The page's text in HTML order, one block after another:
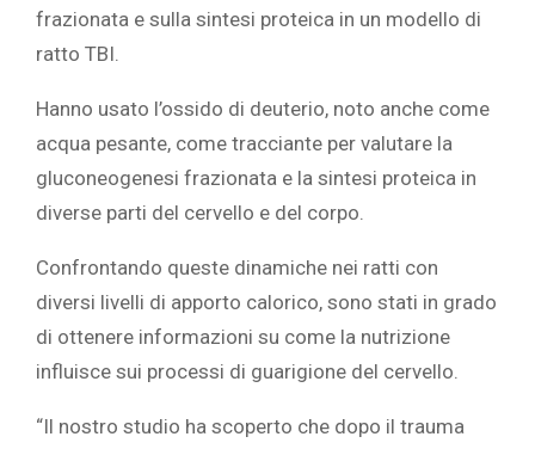
frazionata e sulla sintesi proteica in un modello di
ratto TBI.
Hanno usato l’ossido di deuterio, noto anche come
acqua pesante, come tracciante per valutare la
gluconeogenesi frazionata e la sintesi proteica in
diverse parti del cervello e del corpo.
Confrontando queste dinamiche nei ratti con
diversi livelli di apporto calorico, sono stati in grado
di ottenere informazioni su come la nutrizione
influisce sui processi di guarigione del cervello.
“Il nostro studio ha scoperto che dopo il trauma